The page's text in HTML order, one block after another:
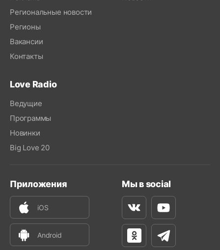
Региональные новости
Регионы
Вакансии
Контакты
Love Radio
Ведущие
Программы
Новинки
Big Love 20
Приложения
iOS
Android
Мы в social
ВконтактеYoutube
Одноклассники
Телеграм